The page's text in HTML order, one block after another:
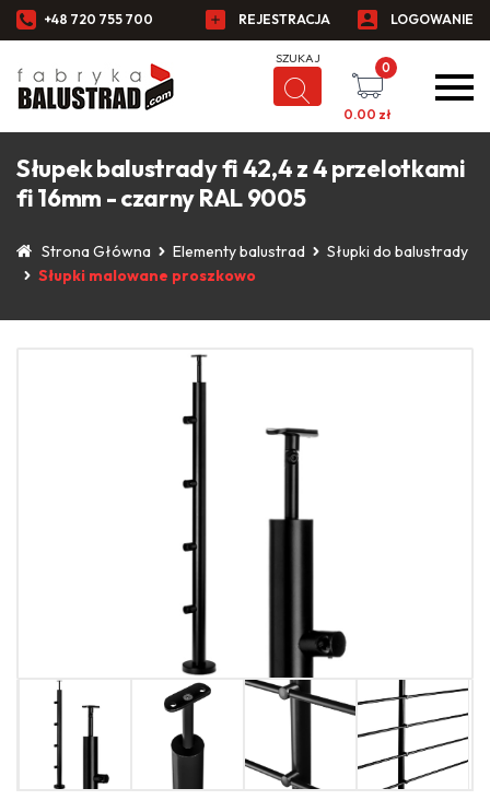
+48 720 755 700 REJESTRACJA LOGOWANIE
0
0.00 zł
Słupek balustrady fi 42,4 z 4 przelotkami
fi 16mm - czarny RAL 9005
Strona Główna Elementy balustrad
Słupki do balustrady
Słupki malowane proszkowo